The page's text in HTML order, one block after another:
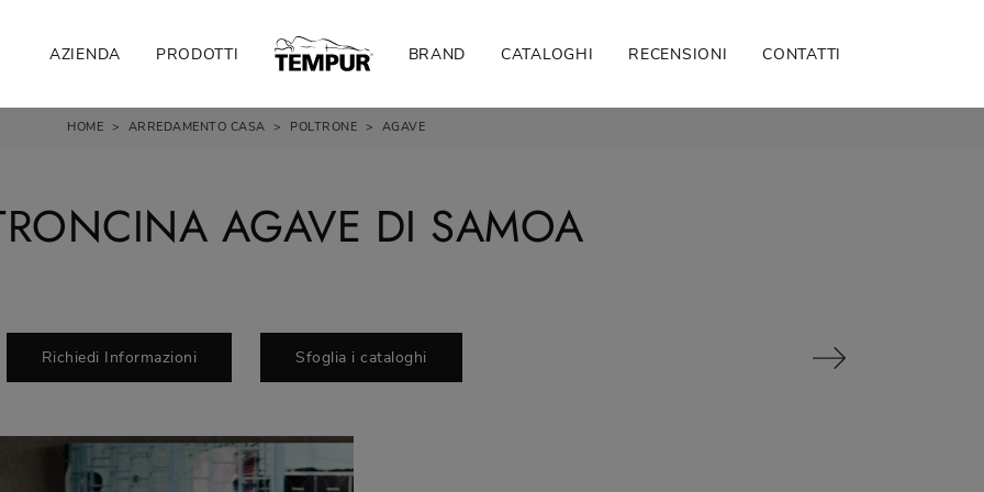
AZIENDA PRODOTTI BRAND CATALOGHI RECENSIONI CONTATTI
HOME > ARREDAMENTO CASA > POLTRONE > AGAVE
AGAVE DI SAMOA
Richiedi Informazioni Sfoglia i cataloghi